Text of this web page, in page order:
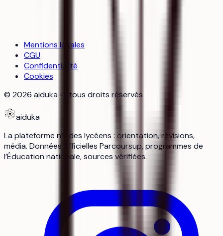
Mentions légales
CGU
Confidentialité
Cookies
© 2026 aiduka — tous droits réservés
aiduka
La plateforme n°1 des lycéens : orientation, révisions,
média. Données officielles Parcoursup, programmes de
l’Éducation nationale, sources vérifiées.